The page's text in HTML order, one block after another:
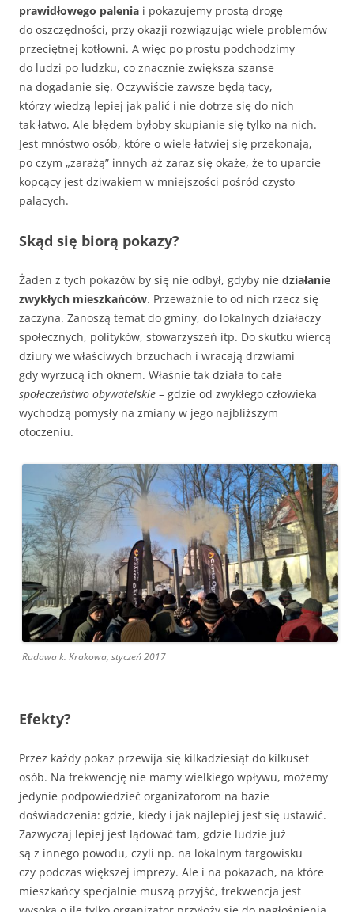
prawidłowego palenia i pokazujemy prostą drogę
do oszczędności, przy okazji rozwiązując wiele problemów
przeciętnej kotłowni. A więc po prostu podchodzimy
do ludzi po ludzku, co znacznie zwiększa szanse
na dogadanie się. Oczywiście zawsze będą tacy,
którzy wiedzą lepiej jak palić i nie dotrze się do nich
tak łatwo. Ale błędem byłoby skupianie się tylko na nich.
Jest mnóstwo osób, które o wiele łatwiej się przekonają,
po czym „zarażą” innych aż zaraz się okaże, że to uparcie
kopcący jest dziwakiem w mniejszości pośród czysto
palących.
Skąd się biorą pokazy?
Żaden z tych pokazów by się nie odbył, gdyby nie działanie
zwykłych mieszkańców. Przeważnie to od nich rzecz się
zaczyna. Zanoszą temat do gminy, do lokalnych działaczy
społecznych, polityków, stowarzyszeń itp. Do skutku wiercą
dziury we właściwych brzuchach i wracają drzwiami
gdy wyrzucą ich oknem. Właśnie tak działa to całe
społeczeństwo obywatelskie – gdzie od zwykłego człowieka
wychodzą pomysły na zmiany w jego najbliższym
otoczeniu.
Rudawa k. Krakowa, styczeń 2017
Efekty?
Przez każdy pokaz przewija się kilkadziesiąt do kilkuset
osób. Na frekwencję nie mamy wielkiego wpływu, możemy
jedynie podpowiedzieć organizatorom na bazie
doświadczenia: gdzie, kiedy i jak najlepiej jest się ustawić.
Zazwyczaj lepiej jest lądować tam, gdzie ludzie już
są z innego powodu, czyli np. na lokalnym targowisku
czy podczas większej imprezy. Ale i na pokazach, na które
mieszkańcy specjalnie muszą przyjść, frekwencja jest